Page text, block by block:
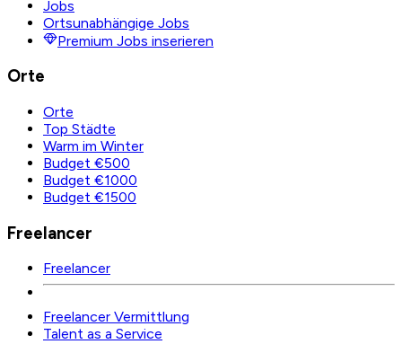
Jobs
Ortsunabhängige Jobs
Premium Jobs inserieren
Orte
Orte
Top Städte
Warm im Winter
Budget €500
Budget €1000
Budget €1500
Freelancer
Freelancer
Freelancer Vermittlung
Talent as a Service